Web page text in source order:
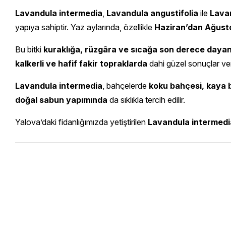
Lavandula intermedia Lavandula angustifolia ile
yapıya sahiptir. Yaz aylarında, özellikle Haziran’dan
Bu bitki kuraklığa, rüzgâra ve sıcağa son derece
kalkerli ve hafif fakir topraklarda dahi güzel sonuçlar
Lavandula intermedia , bahçelerde koku bahçesi, kaya
doğal sabun yapımında da sıklıkla tercih edilir.
Yalova’daki fidanlığımızda yetiştirilen Lavandula